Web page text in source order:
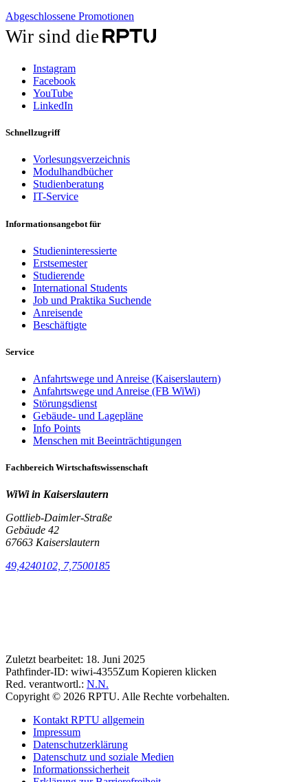
Abgeschlossene Promotionen
Wir sind die
Instagram
Facebook
YouTube
LinkedIn
Schnellzugriff
Vorlesungsverzeichnis
Modulhandbücher
Studienberatung
IT-Service
Informationsangebot für
Studieninteressierte
Erstsemester
Studierende
International Students
Job und Praktika Suchende
Anreisende
Beschäftigte
Service
Anfahrtswege und Anreise (Kaiserslautern)
Anfahrtswege und Anreise (FB WiWi)
Störungsdienst
Gebäude- und Lagepläne
Info Points
Menschen mit Beeinträchtigungen
Fachbereich Wirtschaftswissenschaft
WiWi in Kaiserslautern
Gottlieb-Daimler-Straße
Gebäude 42
67663 Kaiserslautern
49,4240102, 7,7500185
Zuletzt bearbeitet: 18. Juni 2025
Pathfinder-ID: wiwi-4355Zum Kopieren klicken
Red. verantwortl.: N.N.
Copyright © 2026 RPTU. Alle Rechte vorbehalten.
Kontakt RPTU allgemein
Impressum
Datenschutzerklärung
Datenschutz und soziale Medien
Informationssicherheit